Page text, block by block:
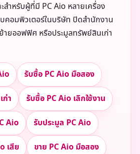
สำหรับผู้ที่มี PC Aio หลายเครื่อง
คอมพิวเตอร์ในบริษัท ปิดสำนักงาน
ยออฟฟิศ หรือประมูลทรัพย์สินเก่า
รับซื้อ PC Aio มือสอง
ก่า รับซื้อ PC Aio เลิกใช้งาน
Aio รับประมูล PC Aio
เสีย ขาย PC Aio มือสอง